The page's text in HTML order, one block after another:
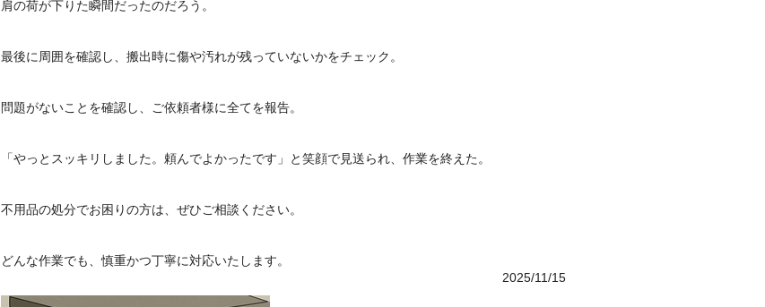
肩の荷が下りた瞬間だったのだろう。
最後に周囲を確認し、搬出時に傷や汚れが残っていないかをチェック。
問題がないことを確認し、ご依頼者様に全てを報告。
「やっとスッキリしました。頼んでよかったです」と笑顔で見送られ、作業を終えた。
不用品の処分でお困りの方は、ぜひご相談ください。
どんな作業でも、慎重かつ丁寧に対応いたします。
2025/11/15